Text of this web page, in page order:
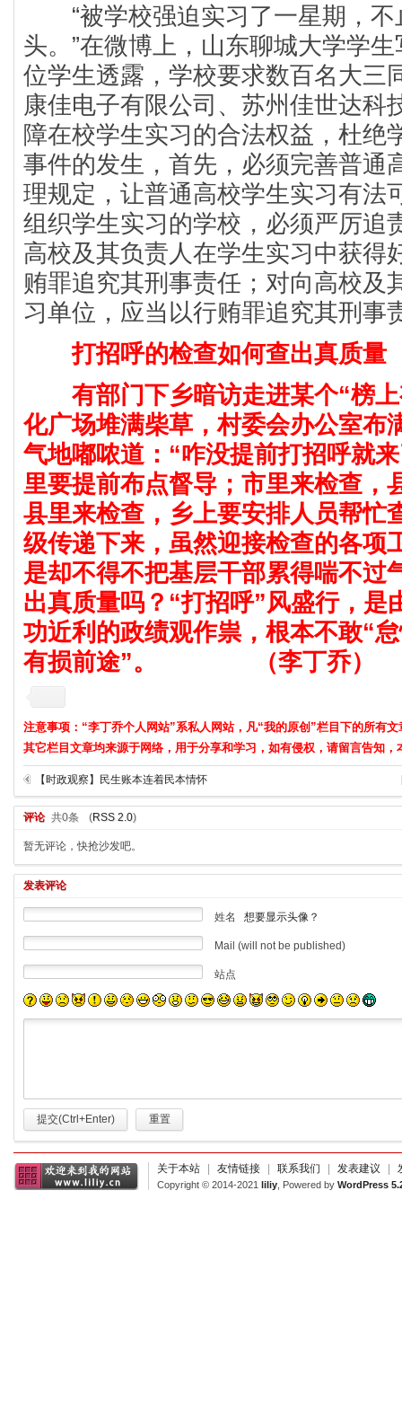
“被学校强迫实习了一星期，不
头。”在微博上，山东聊城大学学生
位学生透露，学校要求数百名大三
康佳电子有限公司、苏州佳世达科
障在校学生实习的合法权益，杜绝
事件的发生，首先，必须完善普通
理规定，让普通高校学生实习有法
组织学生实习的学校，必须严厉追
高校及其负责人在学生实习中获得
贿罪追究其刑事责任；对向高校及
习单位，应当以行贿罪追究其刑
打招呼的检查如何查出真质量
有部门下乡暗访走进某个“榜上
化广场堆满柴草，村委会办公室布
气地嘟哝道：“咋没提前打招呼就
里要提前布点督导；市里来检查，
县里来检查，乡上要安排人员帮忙
级传递下来，虽然迎接检查的各项
是却不得不把基层干部累得喘不过
出真质量吗？“打招呼”风盛行，是
功近利的政绩观作祟，根本不敢“
有损前途”。 （李丁乔）
注意事项：“李丁乔个人网站”系私人网站，凡“我的原创”栏目下的所有
其它栏目文章均来源于网络，用于分享和学习，如有侵权，请留言告知，
【时政观察】民生账本连着民本情怀
评论 共0条 (RSS 2.0)
暂无评论，快抢沙发吧。
发表评论
姓名 想要显示头像？
Mail (will not be published)
站点
提交(Ctrl+Enter) 重置
关于本站 友情链接 联系我们 发表建议
Copyright © 2014-2021 liliy , Powered by WordPress